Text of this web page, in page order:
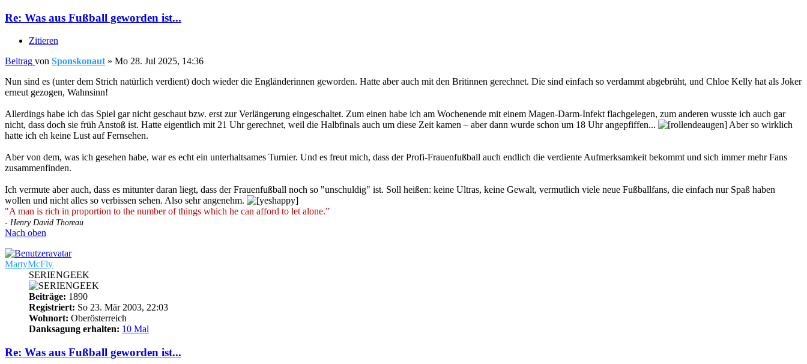
Re: Was aus Fußball geworden ist...
Zitieren
Beitrag von Sponskonaut» Mo 28. Jul 2025, 14:36
Nun sind es (unter dem Strich natürlich verdient) doch wieder die Engländerinnen geworden. Hatte aber auch mit den Britinnen gerechnet. Die sind einfach so verdammt abgebrüht, und Chloe Kelly hat als Joker
erneut gezogen, Wahnsinn!
Allerdings habe ich das Spiel gar nicht geschaut bzw. erst zur Verlängerung eingeschaltet. Zum einen habe ich am Wochenende mit einem Magen-Darm-Infekt flachgelegen, zum anderen wusste ich auch gar
nicht, dass doch sie früh Anstoß ist. Hatte eigentlich mit 21 Uhr gerechnet, weil die Halbfinals auch um diese Zeit kamen – aber dann wurde schon um 18 Uhr angepfiffen...
Aber so wirklich
hatte ich eh keine Lust auf Fernsehen.
Aber von dem, was ich gesehen habe, war es echt ein unterhaltsames Turnier. Und es freut mich, dass der Profi-Frauenfußball auch endlich die verdiente Aufmerksamkeit bekommt und sich immer mehr Fans
zusammenfinden.
Ich vermute aber auch, dass es mitunter daran liegt, dass der Frauenfußball noch so "unschuldig" ist. Soll heißen: keine Ultras, keine Gewalt, vermutlich viele neue Fußballfans, die einfach nur Spaß haben
wollen und nicht alles so verbissen sehen. Also sehr angenehm.
"A man is rich in proportion to the number of things which he can afford to let alone.”
- Henry David Thoreau
Nach oben
MartyMcFly
SERIENGEEK
Beiträge: 1890
Registriert: So 23. Mär 2003, 22:03
Wohnort: Oberösterreich
Danksagung erhalten: 10 Mal
Re: Was aus Fußball geworden ist...